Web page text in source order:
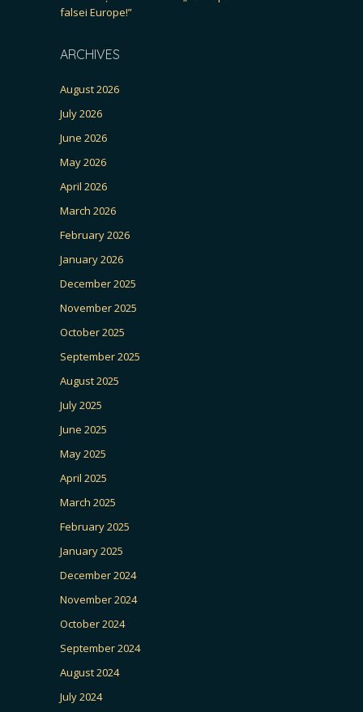
falsei Europe!”
ARCHIVES
August 2026
July 2026
June 2026
May 2026
April 2026
March 2026
February 2026
January 2026
December 2025
November 2025
October 2025
September 2025
August 2025
July 2025
June 2025
May 2025
April 2025
March 2025
February 2025
January 2025
December 2024
November 2024
October 2024
September 2024
August 2024
July 2024